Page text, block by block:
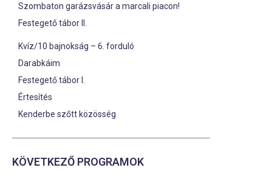
Szombaton garázsvásár a marcali piacon!
Festegető tábor II.
Kvíz/10 bajnokság – 6. forduló
Darabkáim
Festegető tábor I.
Értesítés
Kenderbe szőtt közösség
KÖVETKEZŐ PROGRAMOK